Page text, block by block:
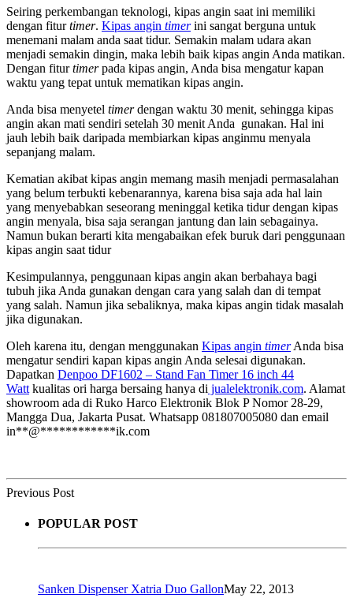
Seiring perkembangan teknologi, kipas angin saat ini memiliki
dengan fiturtimer. Kipas angin timerini sangat berguna untuk
menemani malam anda saat tidur. Semakin malam udara akan
menjadi semakin dingin, maka lebih baik kipas angin Anda matikan.
Dengan fiturtimerpada kipas angin, Anda bisa mengatur kapan
waktu yang tepat untuk mematikan kipas angin.
Anda bisa menyetel timerdengan waktu 30 menit, sehingga kipas
angin akan mati sendiri setelah 30 menit Anda gunakan. Hal ini
jauh lebih baik daripada membiarkan kipas anginmu menyala
sepanjang malam.
Kematian akibat kipas angin memang masih menjadi permasalahan
yang belum terbukti kebenarannya, karena bisa saja ada hal lain
yang menyebabkan seseorang meninggal ketika tidur dengan kipas
angin menyala, bisa saja serangan jantung dan lain sebagainya.
Namun bukan berarti kita mengabaikan efek buruk dari penggunaan
kipas angin saat tidur
Kesimpulannya, penggunaan kipas angin akan berbahaya bagi
tubuh jika Anda gunakan dengan cara yang salah dan di tempat
yang salah. Namun jika sebaliknya, maka kipas angin tidak masalah
jika digunakan.
Oleh karena itu, dengan menggunakan Kipas angin timerAnda bisa
mengatur sendiri kapan kipas angin Anda selesai digunakan.
Dapatkan Denpoo DF1602 – Stand Fan Timer 16 inch 44
Watt kualitas ori harga bersaing hanya di jualelektronik.com. Alamat
showroom ada di Ruko Harco Elektronik Blok P Nomor 28-29,
Mangga Dua, Jakarta Pusat. Whatsapp 081807005080 dan email
in**@************ik.com
Previous Post
POPULAR POST
Sanken Dispenser Xatria Duo GallonMay 22, 2013